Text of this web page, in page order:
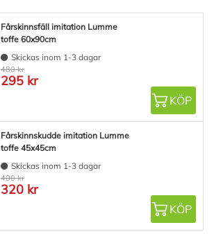
Fårskinnsfäll imitation Lumme
toffe 60x90cm
Skickas inom 1-3 dagar
480 kr
295 kr
KÖP
Fårskinnskudde imitation Lumme
toffe 45x45cm
Skickas inom 1-3 dagar
400 kr
320 kr
KÖP